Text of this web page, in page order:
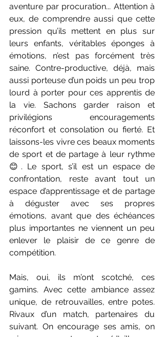
aventure par procuration... Attention à
eux, de comprendre aussi que cette
pression qu’ils mettent en plus sur
leurs enfants, véritables éponges à
émotions, n’est pas forcément très
saine. Contre-productive, déjà, mais
aussi porteuse d’un poids un peu trop
lourd à porter pour ces apprentis de
la vie. Sachons garder raison et
privilégions encouragements
réconfort et consolation ou fierté. Et
laissons-les vivre ces beaux moments
de sport et de partage à leur rythme
😊. Le sport, s’il est un espace de
confrontation, reste avant tout un
espace d’apprentissage et de partage
à déguster avec ses propres
émotions, avant que des échéances
plus importantes ne viennent un peu
enlever le plaisir de ce genre de
compétition.
Mais, oui, ils m’ont scotché, ces
gamins. Avec cette ambiance assez
unique, de retrouvailles, entre potes.
Rivaux d’un match, partenaires du
suivant. On encourage ses amis, on